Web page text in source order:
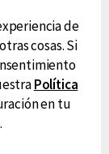
de
cosas. Si
Política
en tu